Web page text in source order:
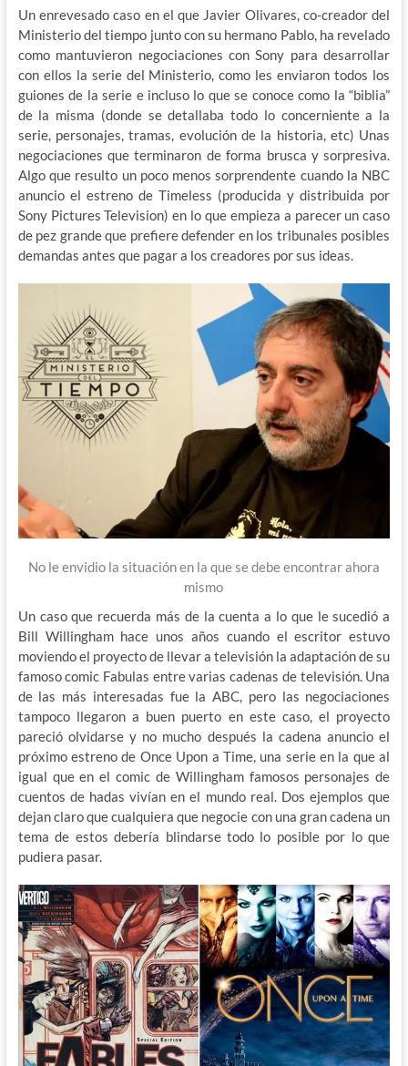
Un enrevesado caso en el que Javier Olivares, co-creador del
Ministerio del tiempo junto con su hermano Pablo, ha revelado
como mantuvieron negociaciones con Sony para desarrollar
con ellos la serie del Ministerio, como les enviaron todos los
guiones de la serie e incluso lo que se conoce como la “biblia”
de la misma (donde se detallaba todo lo concerniente a la
serie, personajes, tramas, evolución de la historia, etc) Unas
negociaciones que terminaron de forma brusca y sorpresiva.
Algo que resulto un poco menos sorprendente cuando la NBC
anuncio el estreno de Timeless (producida y distribuida por
Sony Pictures Television) en lo que empieza a parecer un caso
de pez grande que prefiere defender en los tribunales posibles
demandas antes que pagar a los creadores por sus ideas.
No le envidio la situación en la que se debe encontrar ahora
mismo
Un caso que recuerda más de la cuenta a lo que le sucedió a
Bill Willingham hace unos años cuando el escritor estuvo
moviendo el proyecto de llevar a televisión la adaptación de su
famoso comic Fabulas entre varias cadenas de televisión. Una
de las más interesadas fue la ABC, pero las negociaciones
tampoco llegaron a buen puerto en este caso, el proyecto
pareció olvidarse y no mucho después la cadena anuncio el
próximo estreno de Once Upon a Time, una serie en la que al
igual que en el comic de Willingham famosos personajes de
cuentos de hadas vivían en el mundo real. Dos ejemplos que
dejan claro que cualquiera que negocie con una gran cadena un
tema de estos debería blindarse todo lo posible por lo que
pudiera pasar.